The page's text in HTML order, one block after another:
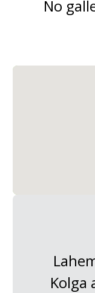
No
Kolga